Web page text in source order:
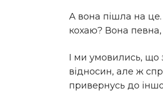
А вона пішла на це.
кохаю? Вона
І ми умовились,
відносин, але ж
привернусь до